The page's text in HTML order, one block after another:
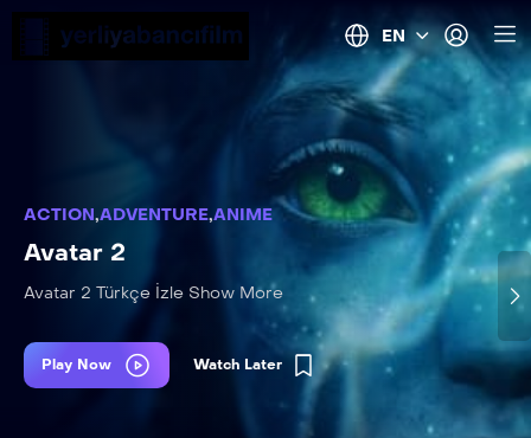
EN
ACTION,ADVENTURE,ANIME
Avatar 2
Avatar 2 Türkçe İzle Show More
Play Now Watch Later